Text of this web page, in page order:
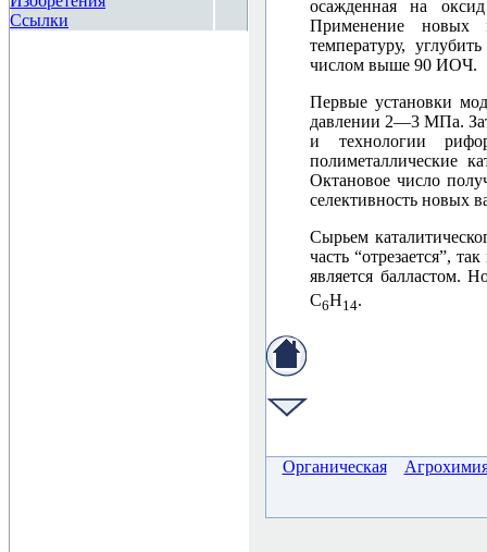
Ссылки
осажденная на
Применение новых
температуру,
числом выше 90 ИОЧ.
Первые установки
давлении 2—3 МПа.
и технологии
полиметаллические
Октановое число
селективность новых
Сырьем
часть “отрезается”,
является балластом.
С6Н14.
Органическая